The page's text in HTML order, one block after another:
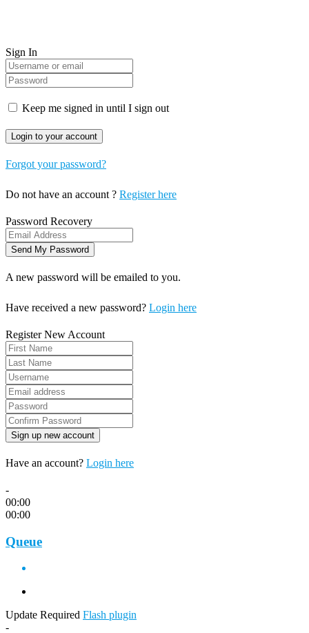
Sign In
Keep me signed in until I sign out
Forgot your password?
Do not have an account ? Register here
Password Recovery
A new password will be emailed to you.
Have received a new password? Login here
Register New Account
Have an account? Login here
-
00:00
00:00
Queue
Update Required Flash plugin
-